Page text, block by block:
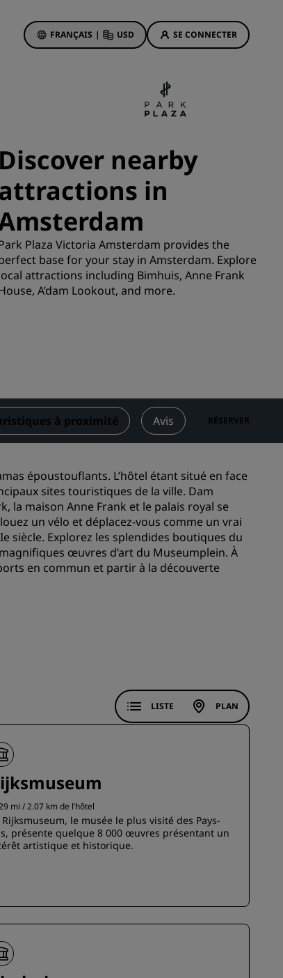
FRANÇAIS | USD SE CONNECTER
Offres d'hôtels
La magie opère dès les premiers
Deals of the Day
Réservez à l’avance
Voir nos forfaits
Idées de voyage
Voyageur d'affaires
Hôtels du centre-ville
Radisson Rewards
Découvrez Radisson Rewards
Avantages
Comment utiliser vos points
Discover nearby
in
Plaza Victoria Amsterdam provides the
base for your stay in Amsterdam. Explore
attractions including Bimhuis, Anne Frank
A’dam Lookout, and more.
à proximité Avis RÉSERVER
époustouflants. L’hôtel étant situé en face
sites touristiques de la ville. Dam
la maison Anne Frank et le palais royal se
un vélo et déplacez-vous comme un vrai
siècle. Explorez les splendides boutiques du
œuvres d’art du Museumplein. À
en commun et partir à la découverte
LISTE PLAN
mi / 2.07 km de l’hôtel
Rijksmuseum, le musée le plus visité des Pays-
présente quelque 8 000 œuvres présentant un
artistique et historique.